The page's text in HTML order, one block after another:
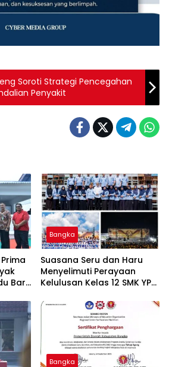
Soroti Strategi Pencegahan
Penyakit
Prima
Baru
Bangka
Suasana Seru dan Haru
Menyelimuti Perayaan
Kelulusan Kelas 12 SMK YPN
Bangka